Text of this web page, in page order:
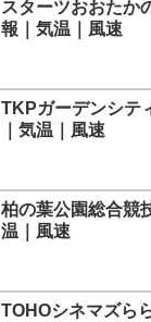
スターツおおたか
報｜気温｜風速
TKPガーデンシテ
｜気温｜風速
柏の葉公園総合競
温｜風速
TOHOシネマズら